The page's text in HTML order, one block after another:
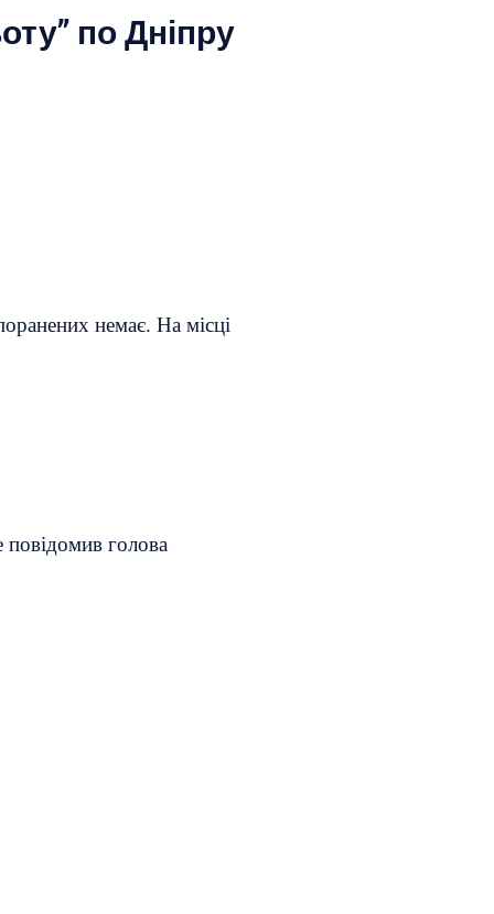
по Дніпру
немає. На місці
повідомив голова